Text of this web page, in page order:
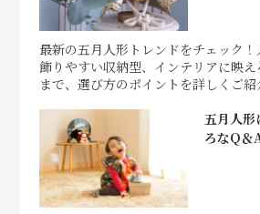
最新の五月人形トレンドをチェック
飾りやすい収納型、インテリアに映
まで、選び方のポイントを詳しくご紹
五月人形
ろなQ＆